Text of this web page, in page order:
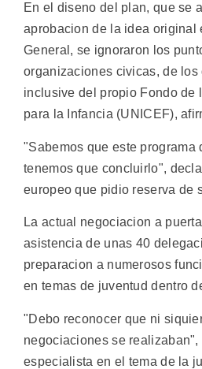
En el diseno del plan, que se
aprobacion de la idea original
General, se ignoraron los
organizaciones civicas, de
inclusive del propio Fondo de
para la Infancia (UNICEF),
"Sabemos que este programa
tenemos que concluirlo",
europeo que pidio reserva de
La actual negociacion a
asistencia de unas 40
preparacion a numerosos
en temas de juventud dentro
"Debo reconocer que ni
negociaciones se realizaban",
especialista en el tema de la